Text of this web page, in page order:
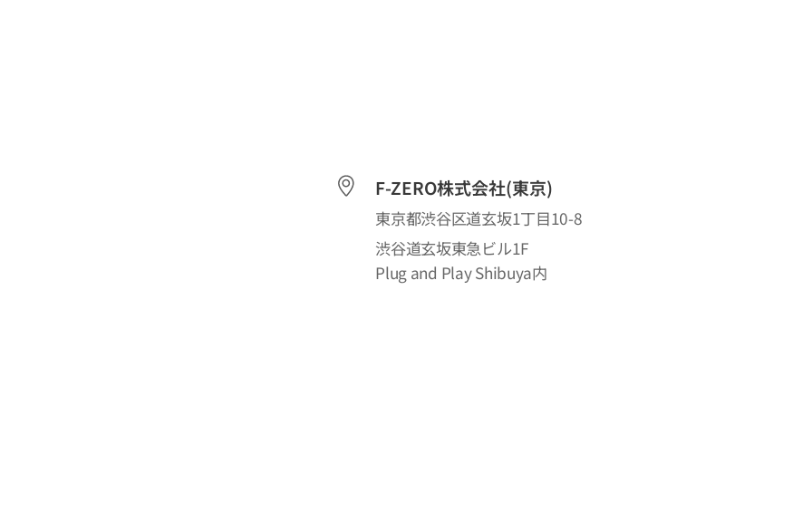
F-ZERO株式会社(東京)
東京都渋谷区道玄坂1丁目10-8
渋谷道玄坂東急ビル1F
Plug and Play Shibuya内